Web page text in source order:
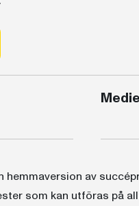
av
som kan utföras på